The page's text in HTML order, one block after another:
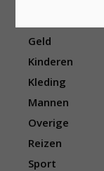
Geld
Kinderen
Kleding
Mannen
Overige
Reizen
Sport